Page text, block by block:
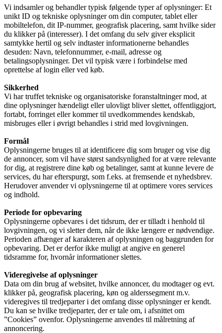
Vi indsamler og behandler typisk følgende typer af oplysninger: Et
unikt ID og tekniske oplysninger om din computer, tablet eller
mobiltelefon, dit IP-nummer, geografisk placering, samt hvilke sider
du klikker på (interesser). I det omfang du selv giver eksplicit
samtykke hertil og selv indtaster informationerne behandles
desuden: Navn, telefonnummer, e-mail, adresse og
betalingsoplysninger. Det vil typisk være i forbindelse med
oprettelse af login eller ved køb.
Sikkerhed
Vi har truffet tekniske og organisatoriske foranstaltninger mod, at
dine oplysninger hændeligt eller ulovligt bliver slettet, offentliggjort,
fortabt, forringet eller kommer til uvedkommendes kendskab,
misbruges eller i øvrigt behandles i strid med lovgivningen.
Formål
Oplysningerne bruges til at identificere dig som bruger og vise dig
de annoncer, som vil have størst sandsynlighed for at være relevante
for dig, at registrere dine køb og betalinger, samt at kunne levere de
services, du har efterspurgt, som f.eks. at fremsende et nyhedsbrev.
Herudover anvender vi oplysningerne til at optimere vores services
og indhold.
Periode for opbevaring
Oplysningerne opbevares i det tidsrum, der er tilladt i henhold til
lovgivningen, og vi sletter dem, når de ikke længere er nødvendige.
Perioden afhænger af karakteren af oplysningen og baggrunden for
opbevaring. Det er derfor ikke muligt at angive en generel
tidsramme for, hvornår informationer slettes.
Videregivelse af oplysninger
Data om din brug af websitet, hvilke annoncer, du modtager og evt.
klikker på, geografisk placering, køn og alderssegment m.v.
videregives til tredjeparter i det omfang disse oplysninger er kendt.
Du kan se hvilke tredjeparter, der er tale om, i afsnittet om
”Cookies” ovenfor. Oplysningerne anvendes til målretning af
annoncering.